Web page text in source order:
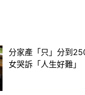
分家產「只」分到
女哭訴「人生好難